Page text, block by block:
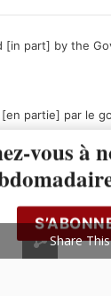
[in part] by the
partie] par le
vous à
Share This